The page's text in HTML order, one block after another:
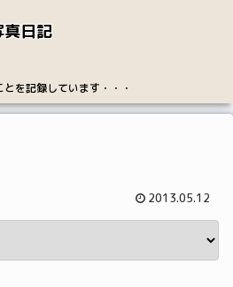
日記
を記録しています・・・
2013.05.12